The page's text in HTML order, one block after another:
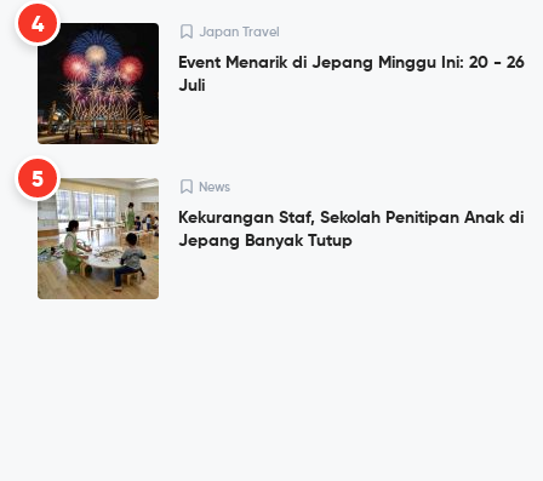
4 Japan Travel
Event Menarik di Jepang Minggu Ini: 20 - 26
Juli
5 News
Kekurangan Staf, Sekolah Penitipan Anak di
Jepang Banyak Tutup